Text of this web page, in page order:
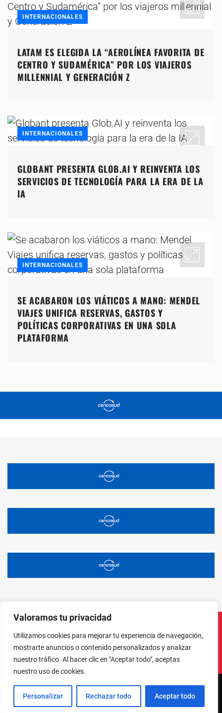
Valoramos tu privacidad
Utilizamos cookies para mejorar tu experiencia de navegación,
mostrarte anuncios o contenido personalizados y analizar
nuestro tráfico. Al hacer clic en "Aceptar todo", aceptas
nuestro uso de cookies.
Personalizar Rechazar todo Aceptar todo
INTERNACIONALES
LATAM ES ELEGIDA LA “AEROLÍNEA FAVORITA DE
CENTRO Y SUDAMÉRICA” POR LOS VIAJEROS
MILLENNIAL Y GENERACIÓN Z
INTERNACIONALES
GLOBANT PRESENTA GLOB.AI Y REINVENTA LOS
SERVICIOS DE TECNOLOGÍA PARA LA ERA DE LA
IA
INTERNACIONALES
SE ACABARON LOS VIÁTICOS A MANO: MENDEL
VIAJES UNIFICA RESERVAS, GASTOS Y
POLÍTICAS CORPORATIVAS EN UNA SOLA
PLATAFORMA
InstagramFacebook
X LinkedInPinterestYouTube